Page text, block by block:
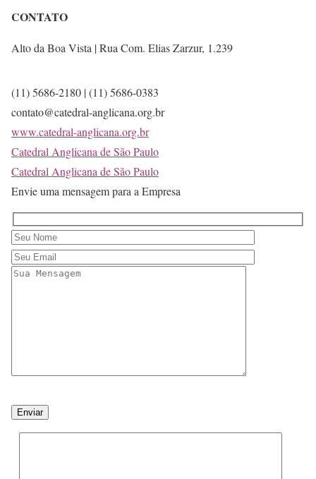
CONTATO
Alto da Boa Vista | Rua Com. Elias Zarzur, 1.239
(11) 5686-2180 | (11) 5686-0383
contato@catedral-anglicana.org.br
www.catedral-anglicana.org.br
Catedral Anglicana de São Paulo
Catedral Anglicana de São Paulo
Envie uma mensagem para a Empresa